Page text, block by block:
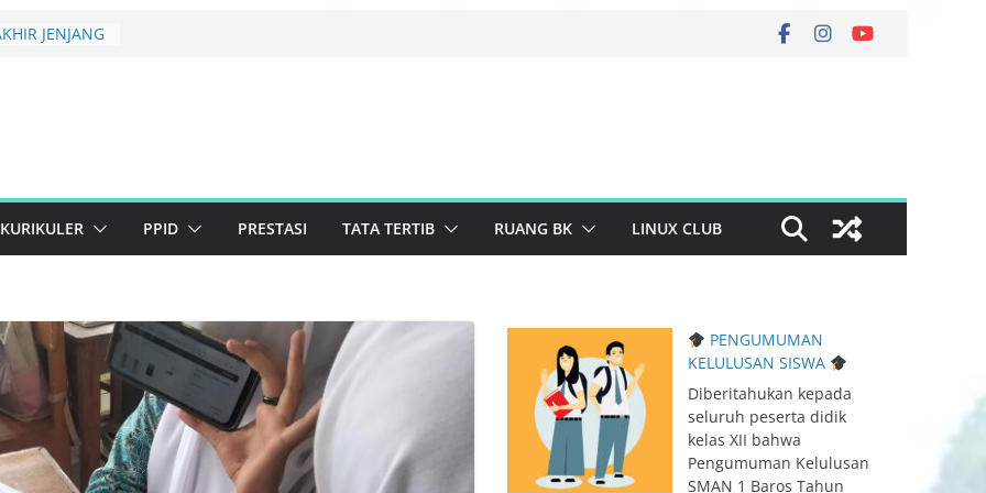
Konservasi
Semi-
Resmi
PPID PRESTASI TATA TERTIB RUANG BK LINUX CLUB
PENGUMUMAN
KELULUSAN SISWA
Diberitahukan kepada
seluruh peserta didik
kelas XII bahwa
Pengumuman Kelulusan
SMAN 1 Baros Tahun